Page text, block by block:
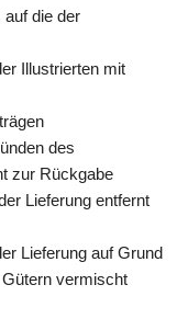
die der
Illustrierten mit
des
zur Rückgabe
Lieferung entfernt
Lieferung auf Grund
vermischt